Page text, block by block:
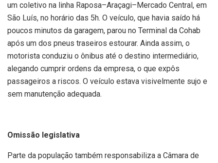
um coletivo na linha Raposa–Araçagi–Mercado Central, em
São Luís, no horário das 5h. O veículo, que havia saído há
poucos minutos da garagem, parou no Terminal da Cohab
após um dos pneus traseiros estourar. Ainda assim, o
motorista conduziu o ônibus até o destino intermediário,
alegando cumprir ordens da empresa, o que expôs
passageiros a riscos. O veículo estava visivelmente sujo e
sem manutenção adequada.
Omissão legislativa
Parte da população também responsabiliza a Câmara de